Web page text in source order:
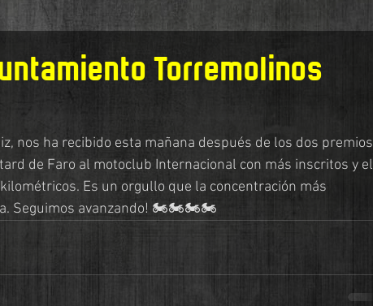
Torremolinos
nos ha recibido esta mañana después de los dos premios
de Faro al motoclub Internacional con más inscritos y el
Es un orgullo que la concentración más
Seguimos avanzando! 🏍🏍🏍🏍